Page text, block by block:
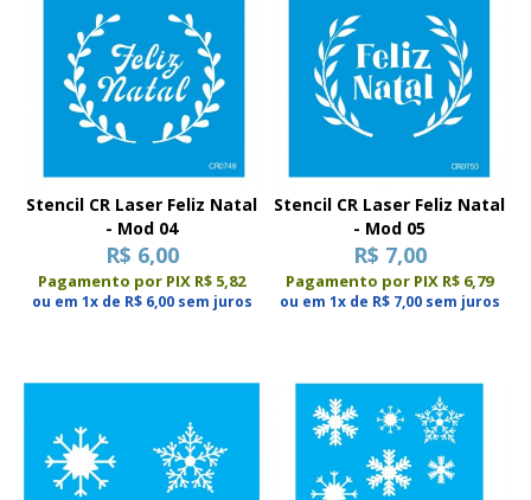
Stencil CR Laser Feliz Natal
- Mod 04
R$ 6,00
Pagamento por PIX R$ 5,82
ou em 1x de R$ 6,00 sem juros
Stencil CR Laser Feliz Natal
- Mod 05
R$ 7,00
Pagamento por PIX R$ 6,79
ou em 1x de R$ 7,00 sem juros